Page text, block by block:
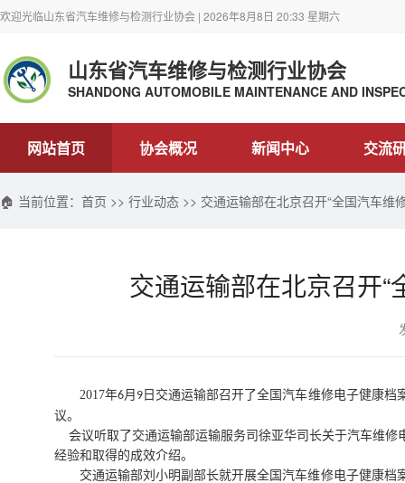
欢迎光临山东省汽车维修与检测行业协会 | 2026年8月8日 20:33 星期六
山东省汽车维修与检测行业协会
SHANDONG AUTOMOBILE MAINTENANCE AND
网站首页 协会概况 新闻中心 交流
🏠 当前位置： 首页 >> 行业动态 >> 交通运输部在北京召开“全国汽车维
交通运输部在北京召开
2017年6月 9 日交通运输部召开了全国汽车维修电子健康
议。
会议听取了交通运输部运输服务司徐亚华司长关于汽车维
经验和取得的成效介绍。
交通运输部刘小明副部长就开展全国汽车维修电子健康